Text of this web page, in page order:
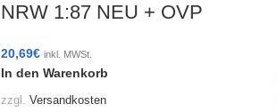
NRW 1:87 NEU + OVP
20,69€ inkl. MWSt.
In den Warenkorb
zzgl. Versandkosten